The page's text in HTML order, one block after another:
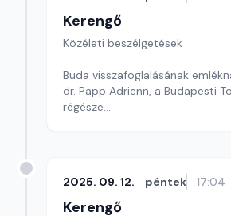
Kerengő
Közéleti beszélgetések
Buda visszafoglalásának
dr. Papp Adrienn, a Budapesti
régésze
2025. 09. 12. péntek 17:04
Kerengő